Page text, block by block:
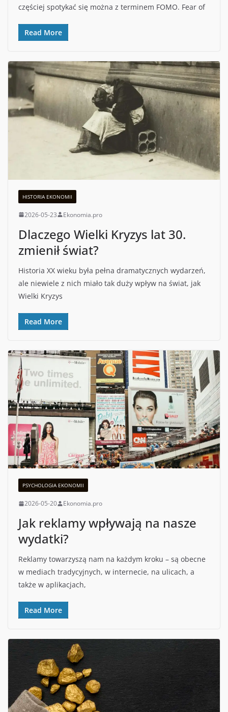
częściej spotykać się można z terminem FOMO. Fear of
Read More
HISTORIA EKONOMII
2026-05-23 Ekonomia.pro
Dlaczego Wielki Kryzys lat 30.
zmienił świat?
Historia XX wieku była pełna dramatycznych wydarzeń,
ale niewiele z nich miało tak duży wpływ na świat, jak
Wielki Kryzys
Read More
PSYCHOLOGIA EKONOMII
2026-05-20 Ekonomia.pro
Jak reklamy wpływają na nasze
wydatki?
Reklamy towarzyszą nam na każdym kroku – są obecne
w mediach tradycyjnych, w internecie, na ulicach, a
także w aplikacjach,
Read More